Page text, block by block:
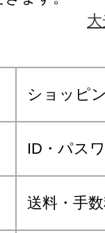
ショッピ
ID・パス
送料・手